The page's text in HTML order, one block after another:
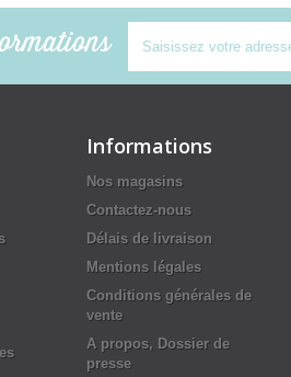
Informations
Nos magasins
Contactez-nous
Délais de livraison
Mentions légales
Conditions générales de
vente
A propos, Dossier de
presse